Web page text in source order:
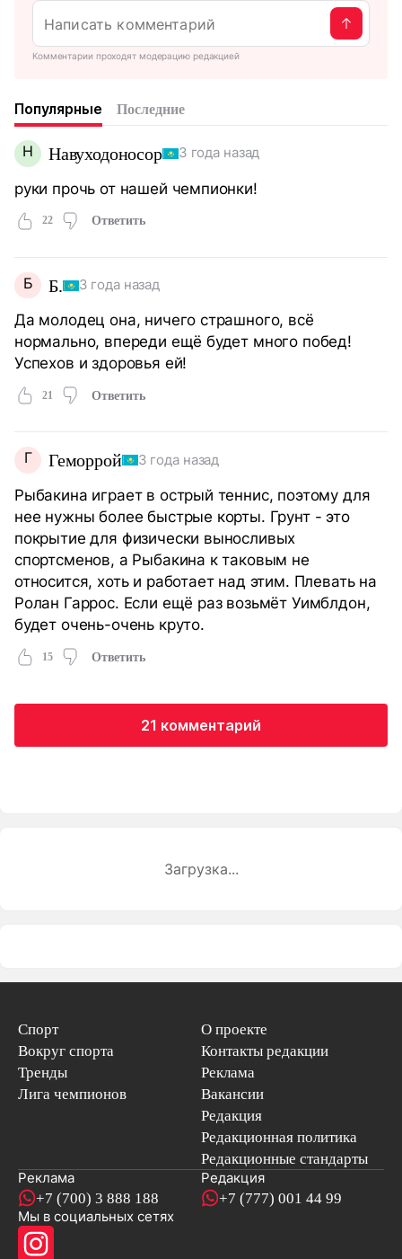
Комментарии проходят модерацию редакцией
Популярные Последние
Н Навуходоносор 3 года назад
руки прочь от нашей чемпионки!
22 Ответить
Б Б. 3 года назад
Да молодец она, ничего страшного, всё
нормально, впереди ещё будет много побед!
Успехов и здоровья ей!
21 Ответить
Г Геморрой 3 года назад
Рыбакина играет в острый теннис, поэтому для
нее нужны более быстрые корты. Грунт - это
покрытие для физически выносливых
спортсменов, а Рыбакина к таковым не
относится, хоть и работает над этим. Плевать на
Ролан Гаррос. Если ещё раз возьмёт Уимблдон,
будет очень-очень круто.
15 Ответить
21 комментарий
Загрузка...
Спорт
Вокруг спорта
Тренды
Лига чемпионов
О проекте
Контакты редакции
Реклама
Вакансии
Редакция
Редакционная политика
Редакционные стандарты
Реклама
+7 (700) 3 888 188
Редакция
+7 (777) 001 44 99
Мы в социальных сетях